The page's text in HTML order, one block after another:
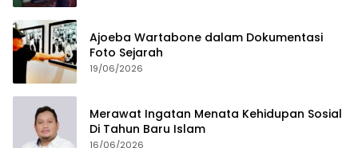
Ajoeba Wartabone dalam Dokumentasi
Foto Sejarah
19/06/2026
Merawat Ingatan Menata Kehidupan Sosial
Di Tahun Baru Islam
16/06/2026